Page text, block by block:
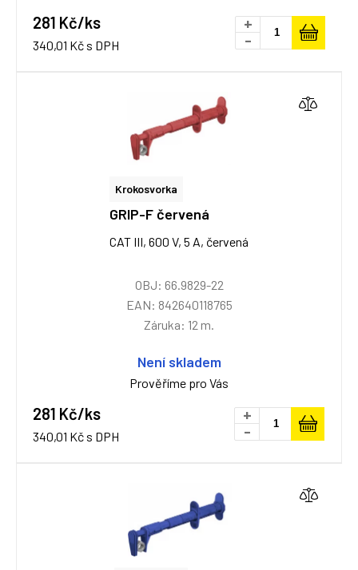
281 Kč/ks
340,01 Kč s DPH
+
-
Krokosvorka
GRIP-F červená
CAT III, 600 V, 5 A, červená
OBJ: 66.9829-22
EAN: 842640118765
Záruka: 12 m.
Není skladem
Prověříme pro Vás
281 Kč/ks
340,01 Kč s DPH
+
-